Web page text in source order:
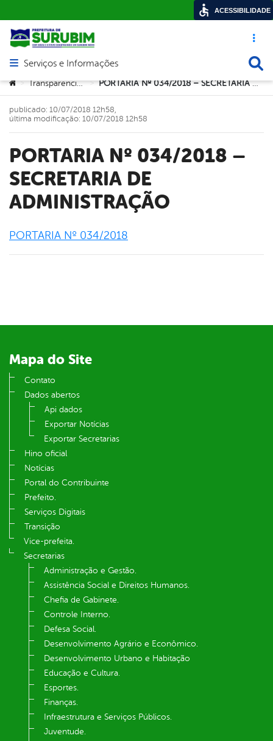
Acesso
Abrir menu principal de navegação
Serviços e Informações
Você está aqui:
> Transparencia2017 > PORTARIA Nº 034/2018 – SECRETARIA DE ADMINISTRAÇÃO
PORTARIA Nº 034/2018 –
SECRETARIA DE
ADMINISTRAÇÃO
publicado: 10/07/2018 12h58,
última modificação: 10/07/2018 12h58
PORTARIA Nº 034/2018
Mapa do Site
Contato
Dados abertos
Api dados
Exportar Notícias
Exportar Secretarias
Hino oficial
Notícias
Portal do Contribuinte
Prefeito.
Serviços Digitais
Transição
Vice-prefeita.
Secretarias
Administração e Gestão.
Assistência Social e Direitos Humanos.
Chefia de Gabinete.
Controle Interno.
Defesa Social.
Desenvolvimento Agrário e Econômico.
Desenvolvimento Urbano e Habitação
Educação e Cultura.
Esportes.
Finanças.
Infraestrutura e Serviços Públicos.
Juventude.
ACESSIBILIDADE